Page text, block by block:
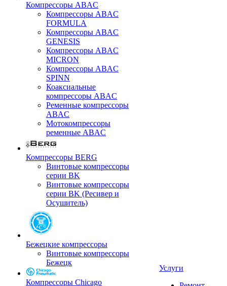
Компрессоры ABAC
Компрессоры ABAC
FORMULA
Компрессоры ABAC
GENESIS
Компрессоры ABAC
MICRON
Компрессоры ABAC
SPINN
Коаксиальные
компрессоры ABAC
Ременные компрессоры
ABAC
Мотокомпрессоры
ременные ABAC
Компрессоры BERG
Винтовые компрессоры
серии BK
Винтовые компрессоры
серии BK (Ресивер и
Осушитель)
Бежецкие компрессоры
Винтовые компрессоры
Бежецк
Компрессоры Chicago
Услуги